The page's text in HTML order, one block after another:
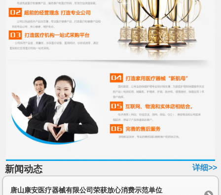
新闻动态 详细>>
唐山康安医疗器械有限公司荣获放心消费示范单位